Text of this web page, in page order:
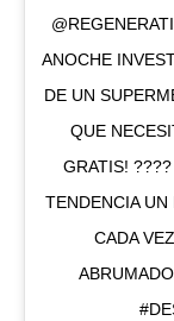
ANOCHE
DE UN
QUE
GRATIS!
TENDENCIA UN
CADA